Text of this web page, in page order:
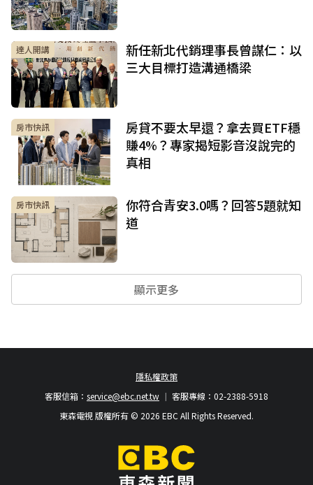
達人開講
新任新北代銷理事長曾謀仁：以
三大目標打造溝通橋梁
房市快訊
房貸不要太早還？拿去買ETF穩
賺4%？專家揭短影音沒說完的
真相
房市快訊
你符合青安3.0嗎？回答5題就知
道
顯示更多
隱私權政策
客服專線：02-2388-5918
客服信箱： service@ebc.net.tw
東森電視 版權所有 © 2026 EBC All Rights Reserved.